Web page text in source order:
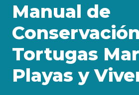
Manual de
Conservación
Tortugas
Playas y